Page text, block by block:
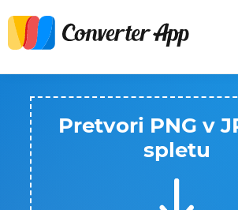
Pretvori PNG v
spletu